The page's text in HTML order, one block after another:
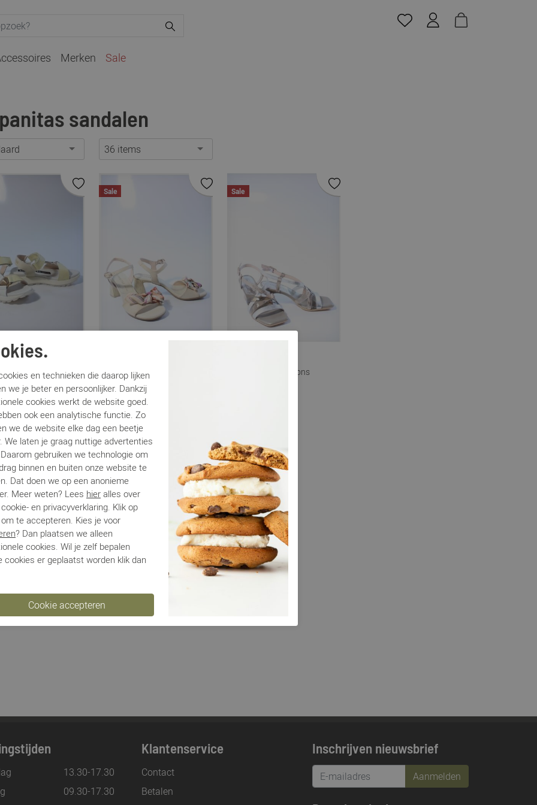
Merken Sale
sandalen
36 items
geel
€ 71,00
Sale
HV264868 beige
€ 134,95 € 74,00
Sale
Danielle 243292 brons
13.30-17.30
09.30-17.30
Klantenservice
Contact
Betalen
Inschrijven nieuwsbrief
Aanmelden
en technieken die daarop lijken
we je beter en persoonlijker. Dankzij
cookies werkt de website goed.
ook een analytische functie. Zo
we de website elke dag een beetje
We laten je graag nuttige advertenties
gebruiken we technologie om
binnen en buiten onze website te
Dat doen we op een anonieme
Meer weten? Lees hier alles over
en privacyverklaring. Klik op
te accepteren. Kies je voor
? Dan plaatsen we alleen
cookies. Wil je zelf bepalen
cookies er geplaatst worden klik dan